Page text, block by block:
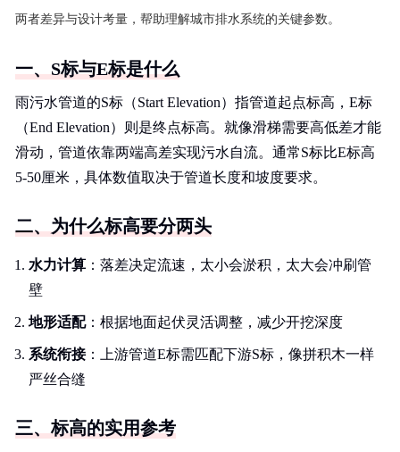
两者差异与设计考量，帮助理解城市排水系统的关键参数。
一、S标与E标是什么
雨污水管道的S标（Start Elevation）指管道起点标高，E标
（End Elevation）则是终点标高。就像滑梯需要高低差才能
滑动，管道依靠两端高差实现污水自流。通常S标比E标高
5-50厘米，具体数值取决于管道长度和坡度要求。
二、为什么标高要分两头
水力计算 ：落差决定流速，太小会淤积，太大会冲刷管
壁
地形适配：根据地面起伏灵活调整，减少开挖深度
系统衔接：上游管道E标需匹配下游S标，像拼积木一样
严丝合缝
三、标高的实用参考